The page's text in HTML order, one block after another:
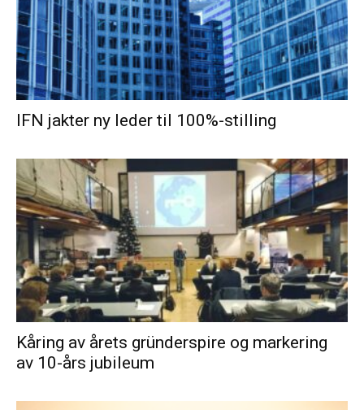
IFN jakter ny leder til 100%-stilling
Kåring av årets gründerspire og markering
av 10-års jubileum